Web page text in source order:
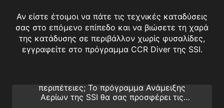
Αν είστε έτοιμοι να πάτε τις τεχνικές καταδύσεις
σας στο επόμενο επίπεδο και να βιώσετε τη χαρά
της κατάδυσης σε περιβάλλον χωρίς φυσαλίδες,
εγγραφείτε στο πρόγραμμα CCR Diver της SSI.
Gas Blender Nitrox/Trimix
περιπέτειες; Το πρόγραμμα Ανάμειξης
Αερίων της SSI θα σας προσφέρει τις